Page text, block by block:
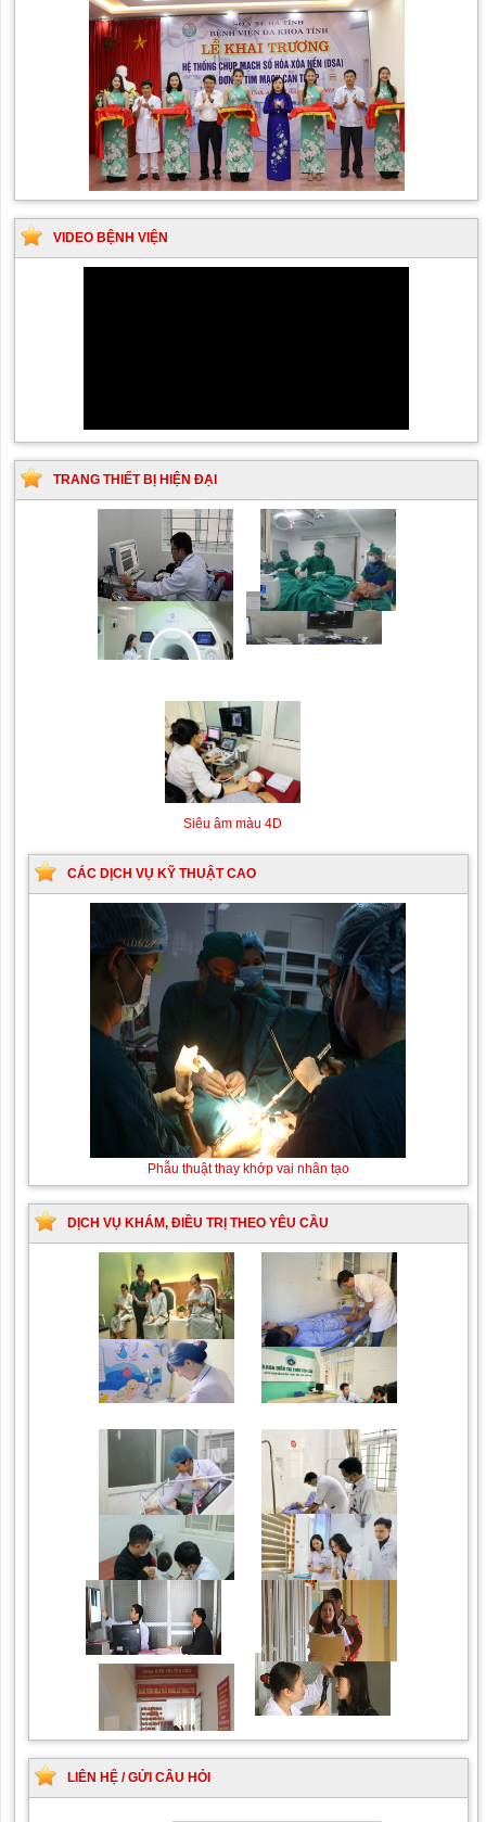
VIDEO BỆNH VIỆN
TRANG THIẾT BỊ HIỆN ĐẠI
Siêu âm Doppler xuyên
sọ
Kỹ thuật chụp mạch máu
não bằng hệ thống chụp
Siêu âm màu 4D
CÁC DỊCH VỤ KỸ THUẬT CAO
Phẫu thuật thay khớp vai nhân tạo
máu
sinh
do
bất
DỊCH VỤ KHÁM, ĐIỀU TRỊ THEO YÊU CẦU
Trung tâm chăm sóc mẹ
bầu và sau sinh
Khám bệnh nhân mắc
các bệnh lý về xương,
khớp
Chiếu tia Plasma lạnh hỗ
trợ điều trị vết thương
Khám bệnh nhân sau
phẫu thuật
Khám Ngoại khoa
Đội ngũ hướng dẫn
chuyên nghiệp, tận tình
LIÊN HỆ / GỬI CÂU HỎI